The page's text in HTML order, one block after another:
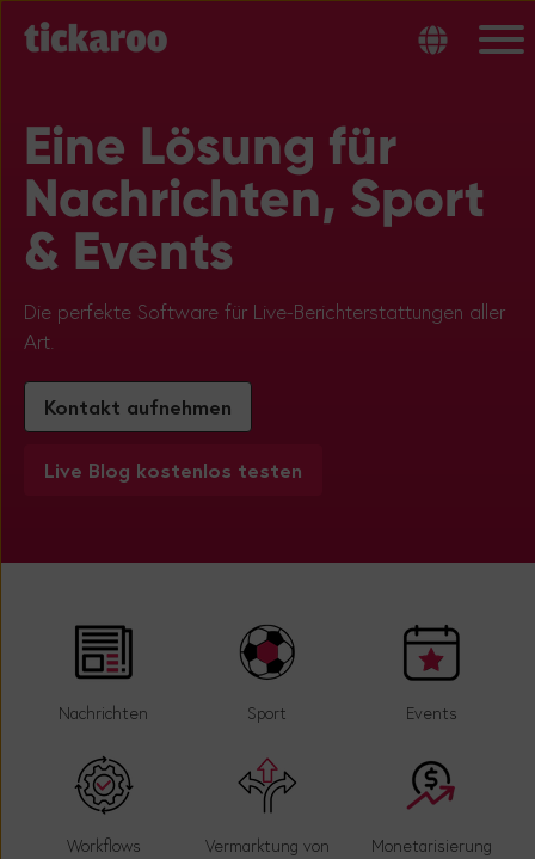
Eine Lösung für
Nachrichten, Sport
& Events
Die perfekte Software für Live-Berichterstattungen aller
Art.
Kontakt aufnehmen
Live Blog kostenlos testen
Nachrichten Sport Events
Workflows
Vermarktung von
Monetarisierung